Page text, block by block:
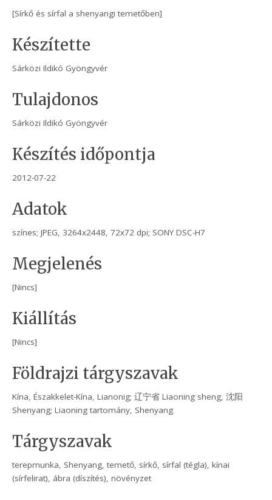
[Sírkő és sírfal a shenyangi temetőben]
Készítette
Sárközi Ildikó Gyöngyvér
Tulajdonos
Sárközi Ildikó Gyöngyvér
Készítés időpontja
2012-07-22
Adatok
színes; JPEG, 3264x2448, 72x72 dpi; SONY DSC-H7
Megjelenés
[Nincs]
Kiállítás
[Nincs]
Földrajzi tárgyszavak
Kína, Északkelet-Kína, Lianonig; 辽宁省 Liaoning sheng, 沈阳
Shenyang; Liaoning tartomány, Shenyang
Tárgyszavak
terepmunka, Shenyang, temető, sírkő, sírfal (tégla), kínai
(sírfelirat), ábra (díszítés), növényzet